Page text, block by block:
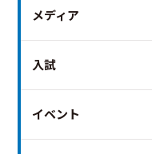
メディア
入試
イベント